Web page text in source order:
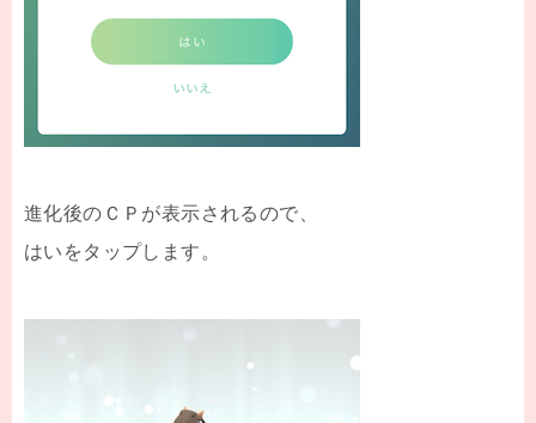
進化後のＣＰが表示されるので、
はいをタップします。